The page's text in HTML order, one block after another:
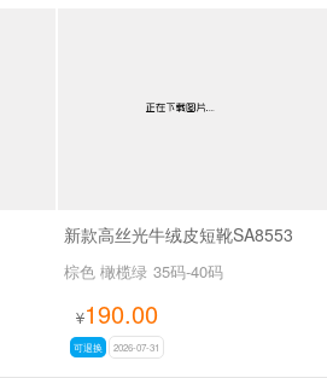
新款高丝光牛绒皮短靴SA8553
棕色 橄榄绿 35码-40码
¥190.00
可退换 2026-07-31